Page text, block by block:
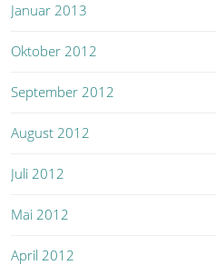
Januar 2013
Oktober 2012
September 2012
August 2012
Juli 2012
Mai 2012
April 2012